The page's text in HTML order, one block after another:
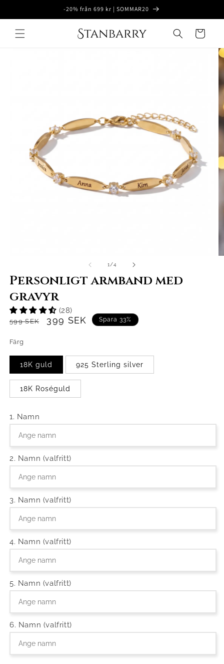
sisältöön
-20% från 699 kr | SOMMAR20
Ostoskori
1 //4
Personligt armband med
gravyr
(28)
Normaalihinta
599 SEK Alennushinta
399 SEK Spara 33%
Färg
18K guld 925 Sterling silver
18K Roséguld
1. Namn
2. Namn (valfritt)
3. Namn (valfritt)
4. Namn (valfritt)
5. Namn (valfritt)
6. Namn (valfritt)